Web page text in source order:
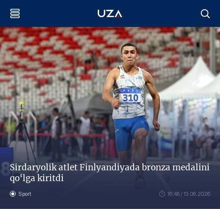
Sirdaryolik atlet Finlyandiyada bronza medalini
qo‘lga kiritdi
Sport 16:48 / 13.06.2026